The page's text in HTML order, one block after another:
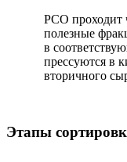
РСО проходит
полезные
в
прессуются в
вторичного
Этапы